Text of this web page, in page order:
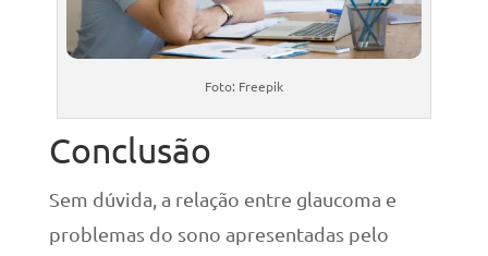
Foto: Freepik
Conclusão
Sem dúvida, a relação entre glaucoma e
problemas do sono apresentadas pelo